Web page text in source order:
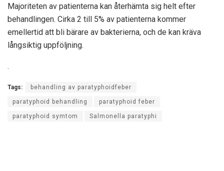
Majoriteten av patienterna kan återhämta sig helt efter
behandlingen. Cirka 2 till 5% av patienterna kommer
emellertid att bli bärare av bakterierna, och de kan kräva
långsiktig uppföljning.
.
Tags: behandling av paratyphoidfeber
paratyphoid behandling paratyphoid feber
paratyphoid symtom Salmonella paratyphi